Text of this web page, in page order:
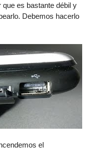
es bastante débil y
Debemos hacerlo
el